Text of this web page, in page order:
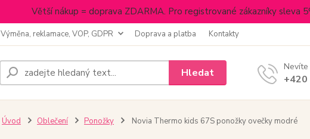
Větší nákup = doprava ZDARMA. Pro registrované zákazníky sleva
Výměna, reklamace, VOP, GDPR Doprava a platba Kontakty
Hledat
Úvod Oblečení Ponožky Novia Thermo kids 67S ponožky ovečky modré